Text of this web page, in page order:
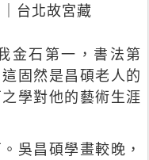
台北故宮藏
金石第一，書法第
固然是昌碩老人的
學對他的藝術生涯
吳昌碩學畫較晚，